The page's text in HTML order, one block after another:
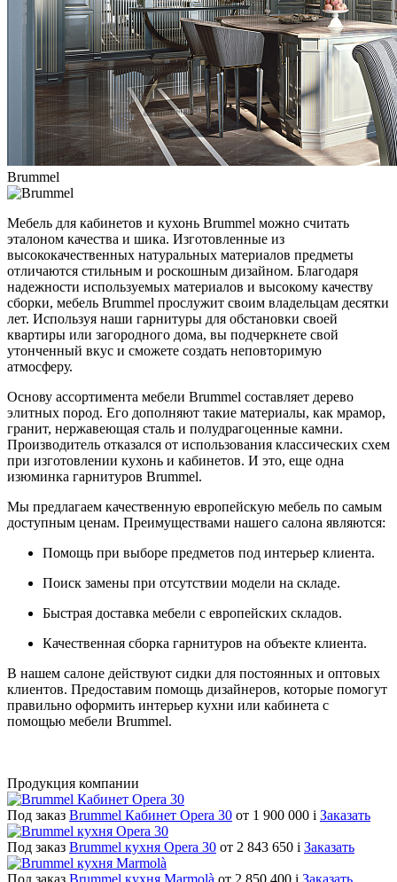
Brummel
Мебель для кабинетов и кухонь Brummel можно считать
эталоном качества и шика. Изготовленные из
высококачественных натуральных материалов предметы
отличаются стильным и роскошным дизайном. Благодаря
надежности используемых материалов и высокому качеству
сборки, мебель Brummel прослужит своим владельцам десятки
лет. Используя наши гарнитуры для обстановки своей
квартиры или загородного дома, вы подчеркнете свой
утонченный вкус и сможете создать неповторимую
атмосферу.
Основу ассортимента мебели Brummel составляет дерево
элитных пород. Его дополняют такие материалы, как мрамор,
гранит, нержавеющая сталь и полудрагоценные камни.
Производитель отказался от использования классических схем
при изготовлении кухонь и кабинетов. И это, еще одна
изюминка гарнитуров Brummel.
Мы предлагаем качественную европейскую мебель по самым
доступным ценам. Преимуществами нашего салона являются:
Помощь при выборе предметов под интерьер клиента.
Поиск замены при отсутствии модели на складе.
Быстрая доставка мебели с европейских складов.
Качественная сборка гарнитуров на объекте клиента.
В нашем салоне действуют сидки для постоянных и оптовых
клиентов. Предоставим помощь дизайнеров, которые помогут
правильно оформить интерьер кухни или кабинета с
помощью мебели Brummel.
Продукция компании
Под заказ Brummel Кабинет Opera 30 от 1 900 000 i Заказать
Под заказ Brummel кухня Opera 30 от 2 843 650 i Заказать
Под заказ Brummel кухня Marmolà от 2 850 400 i Заказать